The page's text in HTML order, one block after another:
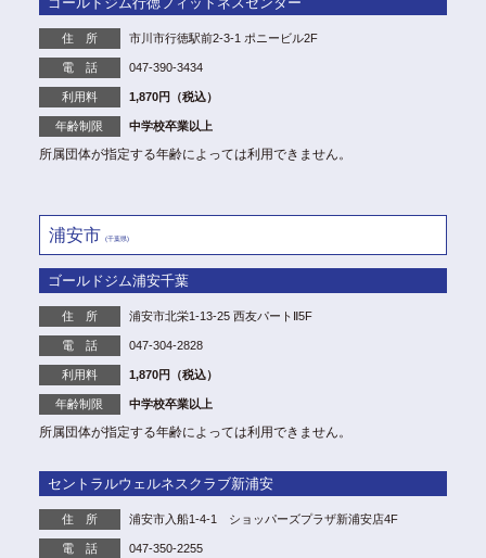
住 所 市川市行徳駅前2-3-1 ポニービル2F
電 話 047-390-3434
利用料 1,870円（税込）
年齢制限 中学校卒業以上
所属団体が指定する年齢によっては利用できません。
浦安市 (千葉県)
ゴールドジム浦安千葉
住 所 浦安市北栄1-13-25 西友パートⅡ5F
電 話 047-304-2828
利用料 1,870円（税込）
年齢制限 中学校卒業以上
所属団体が指定する年齢によっては利用できません。
セントラルウェルネスクラブ新浦安
住 所 浦安市入船1-4-1 ショッパーズプラザ新浦安店4F
電 話 047-350-2255